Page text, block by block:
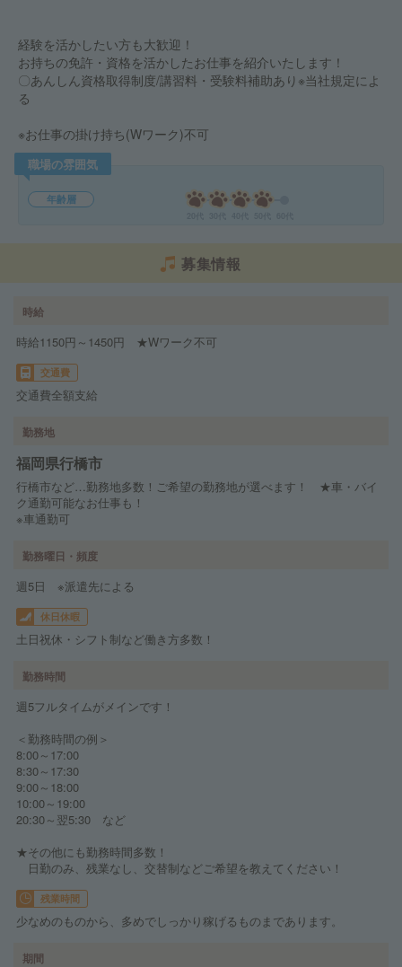
経験を活かしたい方も大歓迎！
お持ちの免許・資格を活かしたお仕事を紹介いたします！
〇あんしん資格取得制度/講習料・受験料補助あり※当社規定によ
る
※お仕事の掛け持ち(Wワーク)不可
職場の雰囲気
年齢層
募集情報
時給
時給1150円～1450円 ★Wワーク不可
交通費
交通費全額支給
勤務地
福岡県行橋市
行橋市など…勤務地多数！ご希望の勤務地が選べます！ ★車・バイ
ク通勤可能なお仕事も！
※車通勤可
勤務曜日・頻度
週5日 ※派遣先による
休日休暇
土日祝休・シフト制など働き方多数！
勤務時間
週5フルタイムがメインです！
＜勤務時間の例＞
8:00～17:00
8:30～17:30
9:00～18:00
10:00～19:00
20:30～翌5:30 など
★その他にも勤務時間多数！
日勤のみ、残業なし、交替制などご希望を教えてください！
残業時間
少なめのものから、多めでしっかり稼げるものまであります。
期間